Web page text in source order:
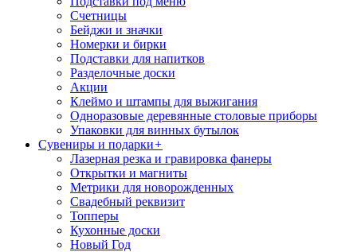
Счетницы
Бейджи и значки
Номерки и бирки
Подставки для напитков
Разделочные доски
Акции
Клеймо и штампы для выжигания
Одноразовые деревянные столовые приборы
Упаковки для винных бутылок
Сувениры и подарки+
Лазерная резка и гравировка фанеры
Открытки и магниты
Метрики для новорожденных
Свадебный реквизит
Топперы
Кухонные доски
Новый Год